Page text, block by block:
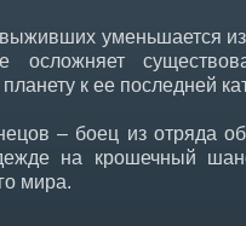
уменьшается
осложняет
планету к ее последней
– боец из отряда
на крошечный
мира.